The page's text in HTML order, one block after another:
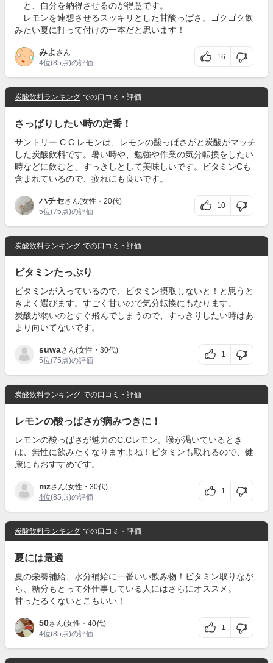
と、自分を納得させるのが得意です。
レモンを連想させるスッキリとした甘酸っぱさ。ゴクゴク飲
みたい夏に打って付けの一本だと思います！
みよ さん
4位(85点)の評価
16
炭酸飲料ランキング での口コミ・評価
さっぱりしたい時の定番！
サントリー C.C.レモンは、レモンの酸っぱさがと炭酸がマッチ
した炭酸飲料です。暑い時や、勉強や作業の気分転換をしたい
時などに飲むと、すっきしとして美味しいです。ビタミンCも
含まれているので、疲れにも良いです。
ハチセさん(女性・20代)
5位(75点)の評価
10
炭酸飲料ランキング での口コミ・評価
ビタミンたっぷり
ビタミンが入っているので、ビタミン摂取しないと！と思うと
きよく選びます。すごく甘いので気分転換にもなります。
炭酸が弱いのとすぐ飛んでしまうので、すっきりしたい時はあ
まり向いてないです。
suwaさん(女性・30代)
5位(75点)の評価
1
炭酸飲料ランキング での口コミ・評価
レモンの酸っぱさが病みつきに！
レモンの酸っぱさが魅力のC.Cレモン。喉が渇いているとき
は、無性に飲みたくなりますよね！ビタミンも取れるので、健
康にもおすすめです。
mzさん(女性・30代)
4位(85点)の評価
1
炭酸飲料ランキング での口コミ・評価
夏には最適
夏の栄養補給、水分補給に一番いい飲み物！ビタミン取りなが
ら、糖分もとって外仕事している人にはさらにオススメ。
甘ったるくないとこもいい！
50さん(女性・40代)
4位(85点)の評価
1